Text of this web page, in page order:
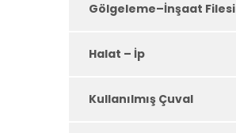
Gölgeleme–İnşaat Filesi
Halat – İp
Kullanılmış Çuval